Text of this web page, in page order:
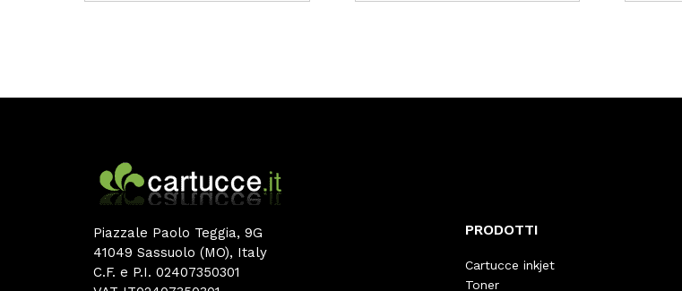
Piazzale Paolo Teggia, 9G
41049 Sassuolo (MO), Italy
C.F. e P.I. 02407350301
PRODOTTI
Cartucce inkjet
Toner